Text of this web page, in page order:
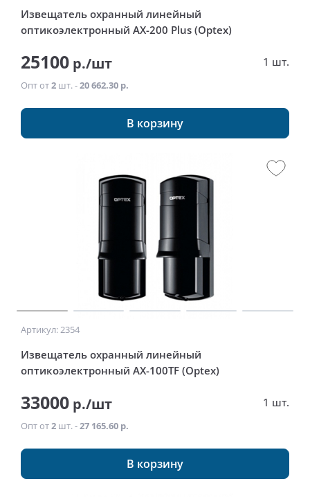
Извещатель охранный линейный
оптикоэлектронный AX-200 Plus (Optex)
25100 р./шт 1 шт.
Опт от2 шт. -20 662.30 р.
В корзину
Артикул: 2354
Извещатель охранный линейный
оптикоэлектронный AX-100TF (Optex)
33000 р./шт 1 шт.
Опт от2 шт. -27 165.60 р.
В корзину